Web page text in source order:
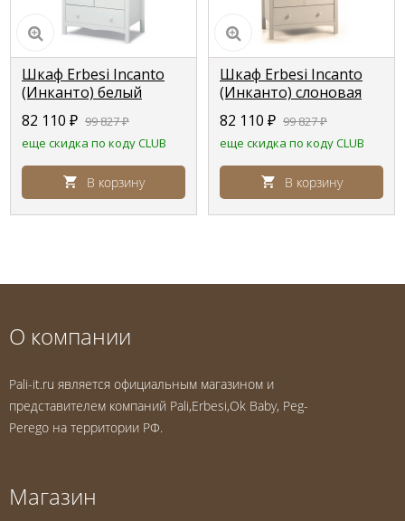
Шкаф Erbesi Incanto
(Инканто) белый
(bianco)
82 110 ₽ 99 827₽
еще скидка по коду CLUB
В корзину
Шкаф Erbesi Incanto
(Инканто) слоновая
кость (Ivory)
82 110 ₽ 99 827₽
еще скидка по коду CLUB
В корзину
О компании
Pali-it.ru является официальным магазином и
представителем компаний Pali,Erbesi,Ok Baby, Peg-
Perego на территории РФ.
Магазин